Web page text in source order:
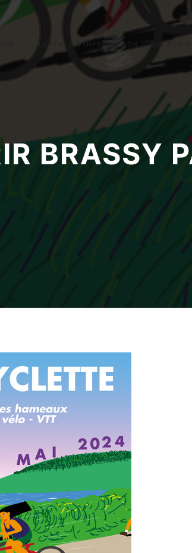
LETTRES D’INFORMATION QUI
BRASSY